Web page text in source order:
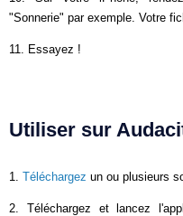
"Sonnerie" par exemple. Votre
11. Essayez !
Utiliser sur
1. Téléchargez un ou plusieurs
2. Téléchargez et lancez